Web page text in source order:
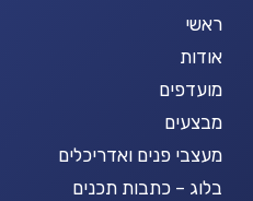
ראשי
אודות
מועדפים
מבצעים
מעצבי פנים ואדריכלים
בלוג – כתבות תכנים